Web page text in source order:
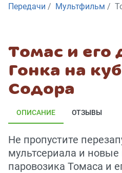
Передачи Мультфильм
Томас и его
Гонка на
Содора
ОПИСАНИЕ ОТЗЫВЫ
Не пропустите
мультсериала и
паровозика Томаса и